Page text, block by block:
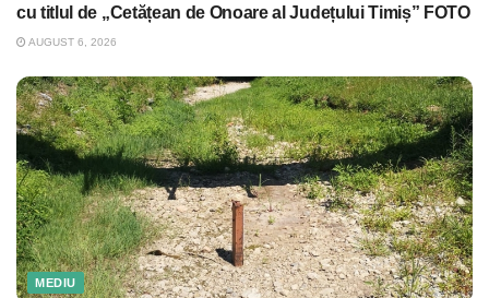
cu titlul de „Cetățean de Onoare al Județului Timiș” FOTO
AUGUST 6, 2026
MEDIU